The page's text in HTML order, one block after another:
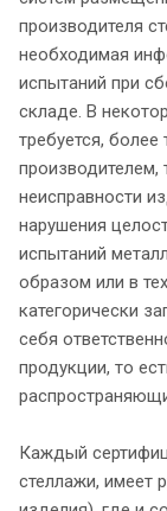
производителя
необходимая
испытаний при
складе. В
требуется,
производителем,
неисправности
нарушения
испытаний
образом или в
категорически
себя
продукции, то
Каждый
стеллажи, имеет